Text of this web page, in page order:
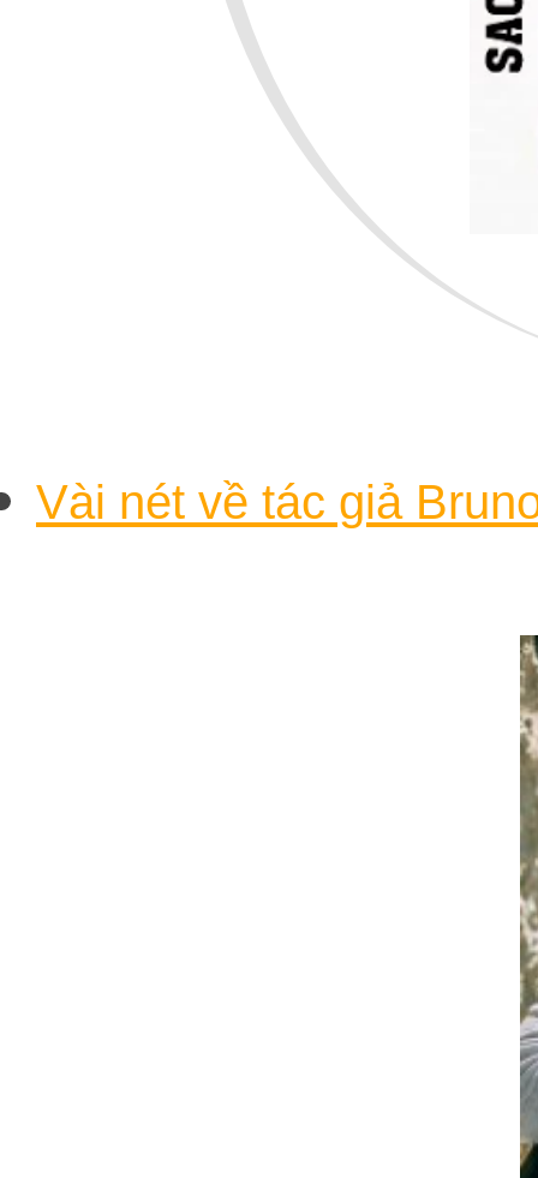
Vài nét về tác giả